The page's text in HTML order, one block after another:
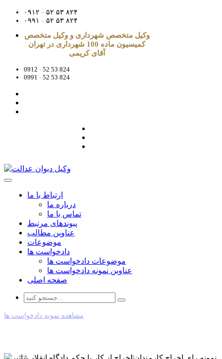
۰۹۱۲ - ۵۲ ۵۳ ۸۲۴
۰۹۹۱ - ۵۲ ۵۳ ۸۲۴
وکیل متخصص شهرداری و وکیل متخصص
کمیسیون ماده 100 شهرداری در تهران
آقای کریمی
0912 - 52 53 824
0991 - 52 53 824
ارتباط با ما
درباره ما
تماس با ما
پیوندهای مرتبط
عناوین مطالب
موضوعات
دادخواست ها
موضوعات دادخواست ها
عناوین نمونه دادخواست ها
صفحه اصلی
مشاهده نمونه دادخواست ها